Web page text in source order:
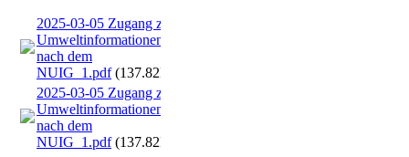
2025-03-05 Zugang zu
Umweltinformationen
nach dem
NUIG_1.pdf(137.82KB)
2025-03-05 Zugang zu
Umweltinformationen
nach dem
NUIG_1.pdf(137.82KB)